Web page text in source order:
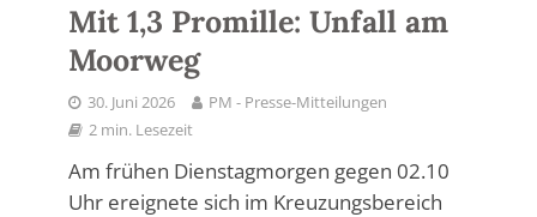
Mit 1,3 Promille: Unfall am
Moorweg
30. Juni 2026
PM - Presse-Mitteilungen
2 min. Lesezeit
Am frühen Dienstagmorgen gegen 02.10
Uhr ereignete sich im Kreuzungsbereich